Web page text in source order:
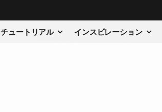
チュートリアル インスピレーション